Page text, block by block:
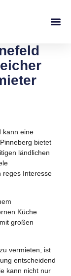
kann eine
bietet
ländlichen
reges Interesse
vermieten, ist
entscheidend
kann nicht nur